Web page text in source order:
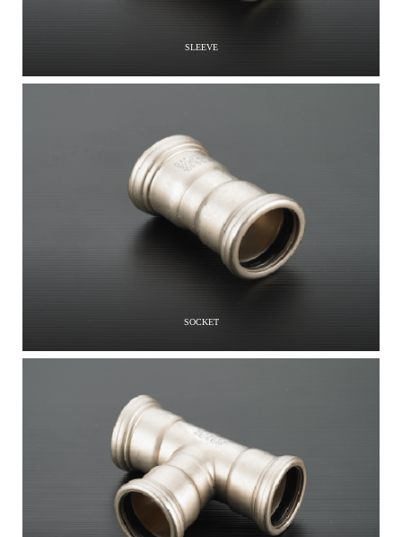
SLEEVE
SOCKET